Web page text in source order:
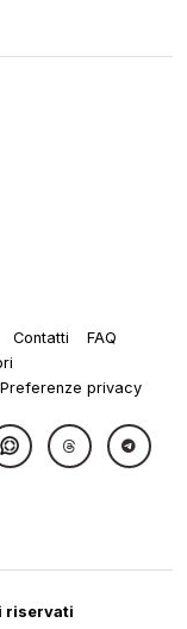
Contatti
FAQ
privacy
riservati